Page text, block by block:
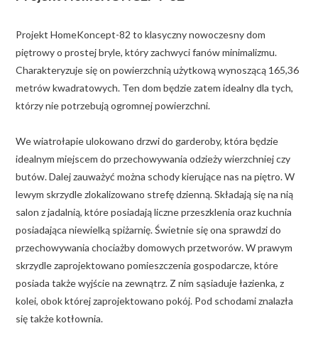
Projekt HomeKoncept-82 to klasyczny nowoczesny dom
piętrowy o prostej bryle, który zachwyci fanów minimalizmu.
Charakteryzuje się on powierzchnią użytkową wynoszącą 165,36
metrów kwadratowych. Ten dom będzie zatem idealny dla tych,
którzy nie potrzebują ogromnej powierzchni.
We wiatrołapie ulokowano drzwi do garderoby, która będzie
idealnym miejscem do przechowywania odzieży wierzchniej czy
butów. Dalej zauważyć można schody kierujące nas na piętro. W
lewym skrzydle zlokalizowano strefę dzienną. Składają się na nią
salon z jadalnią, które posiadają liczne przeszklenia oraz kuchnia
posiadająca niewielką spiżarnię. Świetnie się ona sprawdzi do
przechowywania chociażby domowych przetworów. W prawym
skrzydle zaprojektowano pomieszczenia gospodarcze, które
posiada także wyjście na zewnątrz. Z nim sąsiaduje łazienka, z
kolei, obok której zaprojektowano pokój. Pod schodami znalazła
się także kotłownia.